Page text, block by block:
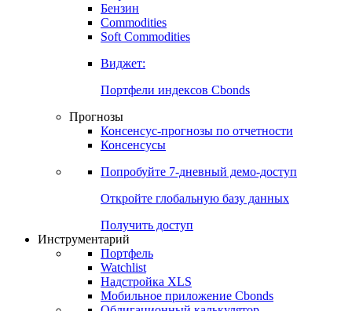
Бензин
Commodities
Soft Commodities
Виджет:
Портфели индексов Cbonds
Прогнозы
Консенсус-прогнозы по отчетности
Консенсусы
Попробуйте 7-дневный демо-доступ
Откройте глобальную базу данных
Получить доступ
Инструментарий
Портфель
Watchlist
Надстройка XLS
Мобильное приложение Cbonds